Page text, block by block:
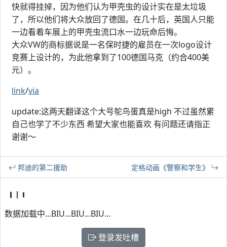
快就得挂掉，因为他们认为甲壳虫的设计实在是太垃圾
了，所以他们将大众放回了德国。在几十后，英国人只能
一边看着车展上的甲壳虫流口水一边玩命后悔。
大众VW的商标据说是一名保时捷的雇员在一次logo设计
竞赛上设计的，为此他拿到了100德国马克（约合400美
元）。
link/via
update:这两天翻译这个大号鸵鸟蛋真是high 不过虽然累
自己也学了不少东西 希望大家也能喜欢 有问题还请指正
谢谢～
邦迪的第二援助 定格动画《警察和学生》
数据加载中...BIU...BIU...BIU...
登录发吐槽